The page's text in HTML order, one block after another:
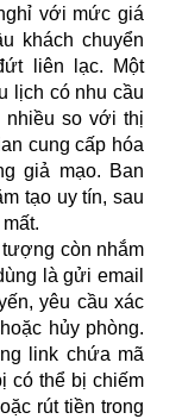
với mức giá
khách chuyển
liên lạc. Một
lịch có nhu cầu
nhiều so với thị
cung cấp hóa
giả mạo. Ban
tạo uy tín, sau
còn nhắm
là gửi email
yêu cầu xác
hủy phòng.
link chứa mã
có thể bị chiếm
rút tiền trong